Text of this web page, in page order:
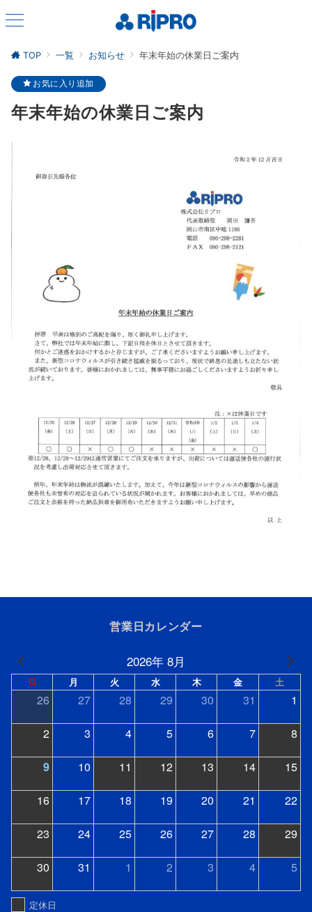
TOP 一覧 お知らせ 年末年始の休業日ご案内
お気に入り追加
年末年始の休業日ご案内
営業日カレンダー
2026年 8月
日 月 火 水 木 金 土
26 27 28 29 30 31 1
2 3 4 5 6 7 8
9 10 11 12 13 14 15
16 17 18 19 20 21 22
23 24 25 26 27 28 29
30 31 1 2 3 4 5
定休日